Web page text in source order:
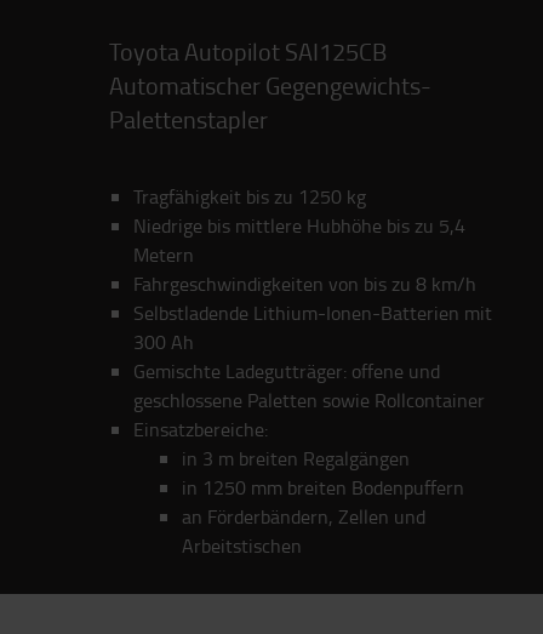
Toyota Autopilot SAI125CB
Automatischer Gegengewichts-
Palettenstapler
Tragfähigkeit bis zu 1250 kg
Niedrige bis mittlere Hubhöhe bis zu 5,4
Metern
Fahrgeschwindigkeiten von bis zu 8 km/h
Selbstladende Lithium-Ionen-Batterien mit
300 Ah
Gemischte Ladegutträger: offene und
geschlossene Paletten sowie Rollcontainer
Einsatzbereiche:
in 3 m breiten Regalgängen
in 1250 mm breiten Bodenpuffern
an Förderbändern, Zellen und
Arbeitstischen